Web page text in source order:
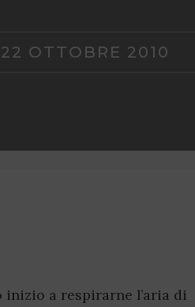
22 OTTOBRE 2010
inizio a respirarne l’aria di